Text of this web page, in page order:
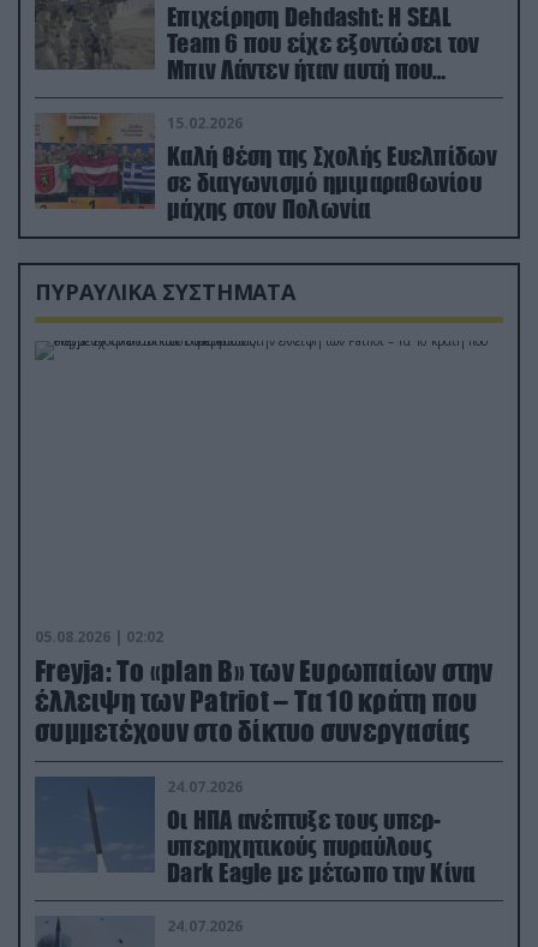
Επιχείρηση Dehdasht: Η SEAL
Team 6 που είχε εξοντώσει τον
Μπιν Λάντεν ήταν αυτή που
διέσωσε τον πιλότο του F-15
15.02.2026
Καλή θέση της Σχολής Ευελπίδων
σε διαγωνισμό ημιμαραθωνίου
μάχης στον Πολωνία
ΠΥΡΑΥΛΙΚΑ ΣΥΣΤΗΜΑΤΑ
05.08.2026 | 02:02
Freyja: Το «plan Β» των Ευρωπαίων στην
έλλειψη των Patriot – Τα 10 κράτη που
συμμετέχουν στο δίκτυο συνεργασίας
24.07.2026
Οι ΗΠΑ ανέπτυξε τους υπερ-
υπερηχητικούς πυραύλους
Dark Eagle με μέτωπο την Κίνα
24.07.2026